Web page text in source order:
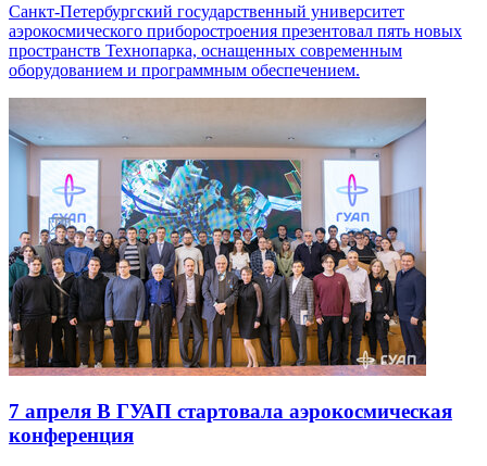
Санкт-Петербургский государственный университет
аэрокосмического приборостроения презентовал пять новых
пространств Технопарка, оснащенных современным
оборудованием и программным обеспечением.
7 апреля В ГУАП стартовала аэрокосмическая
конференция